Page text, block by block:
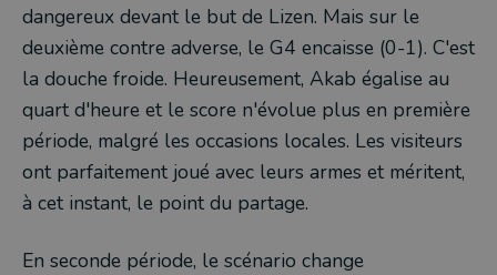
dangereux devant le but de Lizen. Mais sur le
deuxième contre adverse, le G4 encaisse (0-1). C'est
la douche froide. Heureusement, Akab égalise au
quart d'heure et le score n'évolue plus en première
période, malgré les occasions locales. Les visiteurs
ont parfaitement joué avec leurs armes et méritent,
à cet instant, le point du partage.
En seconde période, le scénario change